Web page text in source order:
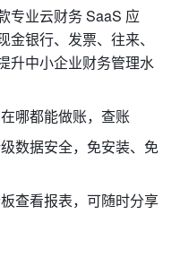
专业云财务 SaaS 应
银行、发票、往来、
升中小企业财务管理水
哪都能做账，查账
数据安全，免安装、免
查看报表，可随时分享